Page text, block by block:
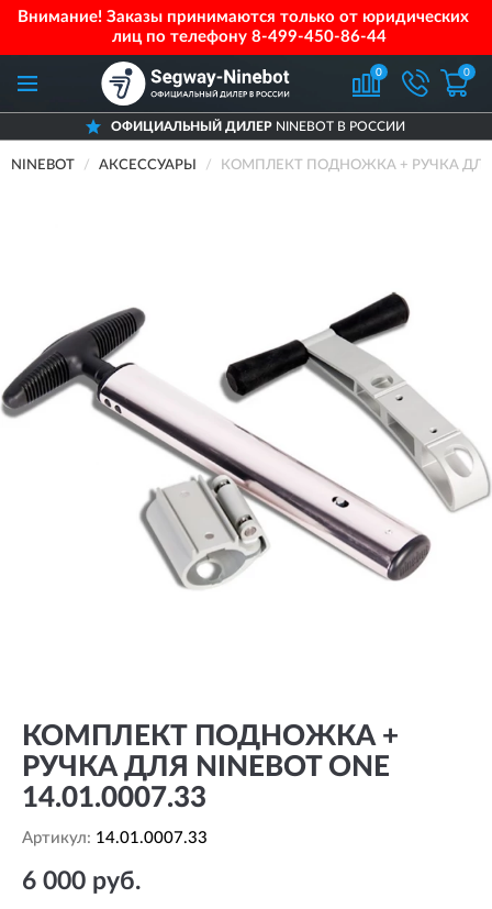
Внимание! Заказы принимаются только от юридических
лиц по телефону 8-499-450-86-44
0 0
ОФИЦИАЛЬНЫЙ ДИЛЕРNINEBOT В РОССИИ
NINEBOT АКСЕССУАРЫ КОМПЛЕКТ ПОДНОЖКА + РУЧКА ДЛЯ
КОМПЛЕКТ ПОДНОЖКА +
РУЧКА ДЛЯ NINEBOT ONE
14.01.0007.33
Артикул: 14.01.0007.33
6 000 руб.